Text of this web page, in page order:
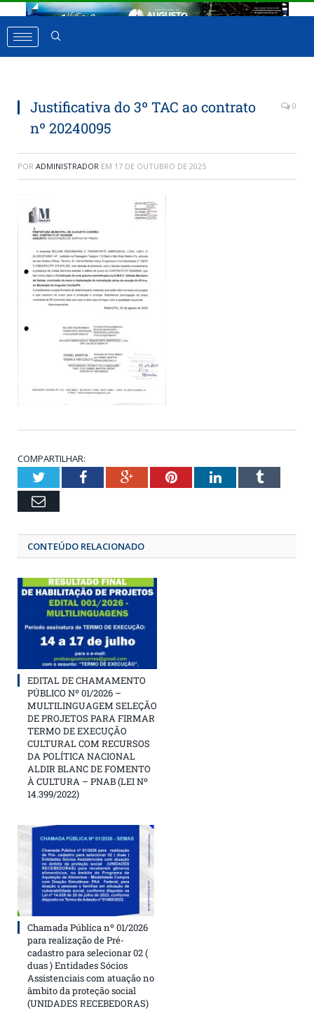
Justificativa do 3º TAC ao contrato
nº 20240095
0
POR ADMINISTRADOR EM 17 DE OUTUBRO DE 2025
COMPARTILHAR:
TwitterFacebookGoogle+Pinterest
LinkedIn
Email
CONTEÚDO RELACIONADO
EDITAL DE CHAMAMENTO
PÚBLICO Nº 01/2026 –
MULTILINGUAGEM SELEÇÃO
DE PROJETOS PARA FIRMAR
TERMO DE EXECUÇÃO
CULTURAL COM RECURSOS
DA POLÍTICA NACIONAL
ALDIR BLANC DE FOMENTO
À CULTURA – PNAB (LEI Nº
14.399/2022)
Chamada Pública nº 01/2026
para realização de Pré-
cadastro para selecionar 02 (
duas ) Entidades Sócios
Assistenciais com atuação no
âmbito da proteção social
(UNIDADES RECEBEDORAS)